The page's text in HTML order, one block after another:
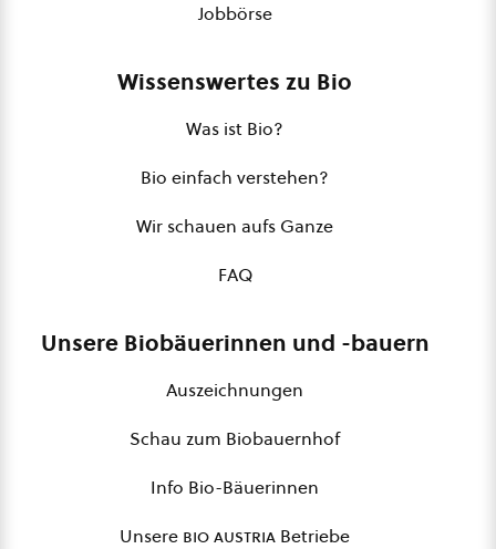
Jobbörse
Wissenswertes zu Bio
Was ist Bio?
Bio einfach verstehen?
Wir schauen aufs Ganze
FAQ
Unsere Biobäuerinnen und -bauern
Auszeichnungen
Schau zum Biobauernhof
Info Bio-Bäuerinnen
Unsere bio austria Betriebe